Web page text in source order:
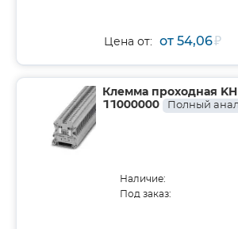
Цена от: от 54,06₽
Клемма проходная
11000000
Полный
Наличие:
Под заказ: